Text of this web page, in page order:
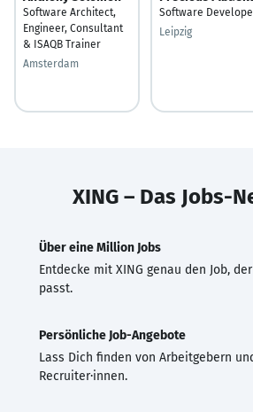
Software Architect,
Engineer, Consultant
& ISAQB Trainer
Amsterdam
Software
Leipzig
XING – Das Jobs-
Über eine Million Jobs
Entdecke mit XING genau den Job,
passt.
Persönliche Job-Angebote
Lass Dich finden von Arbeitgebern
Recruiter·innen.